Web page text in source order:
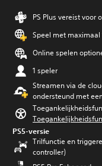
PS Plus vereist voor
Speel met maximaal
Online spelen
1 speler
Streamen via de
ondersteund met
PS5-versie
Trilfunctie en
controller)